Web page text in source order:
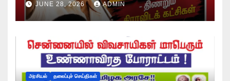
JUNE 28, 2026 ADMIN
அரசியல் தலைப்புச் செய்திகள்